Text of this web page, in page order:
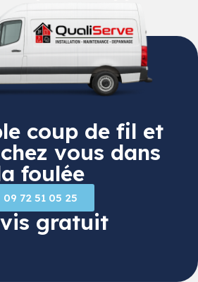
coup de fil et
vous dans
foulée
09 72 51 05 25
gratuit